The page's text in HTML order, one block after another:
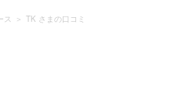
ス TK さまの口コミ